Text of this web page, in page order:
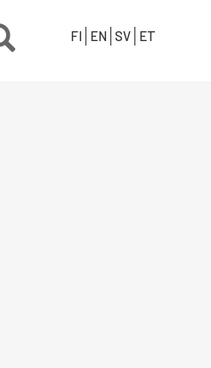
FI EN SV ET